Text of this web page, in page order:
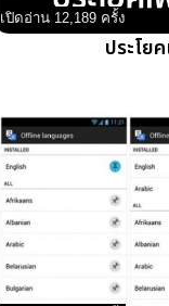
เปิดอ่าน 12,189 ครั้ง
ประโย